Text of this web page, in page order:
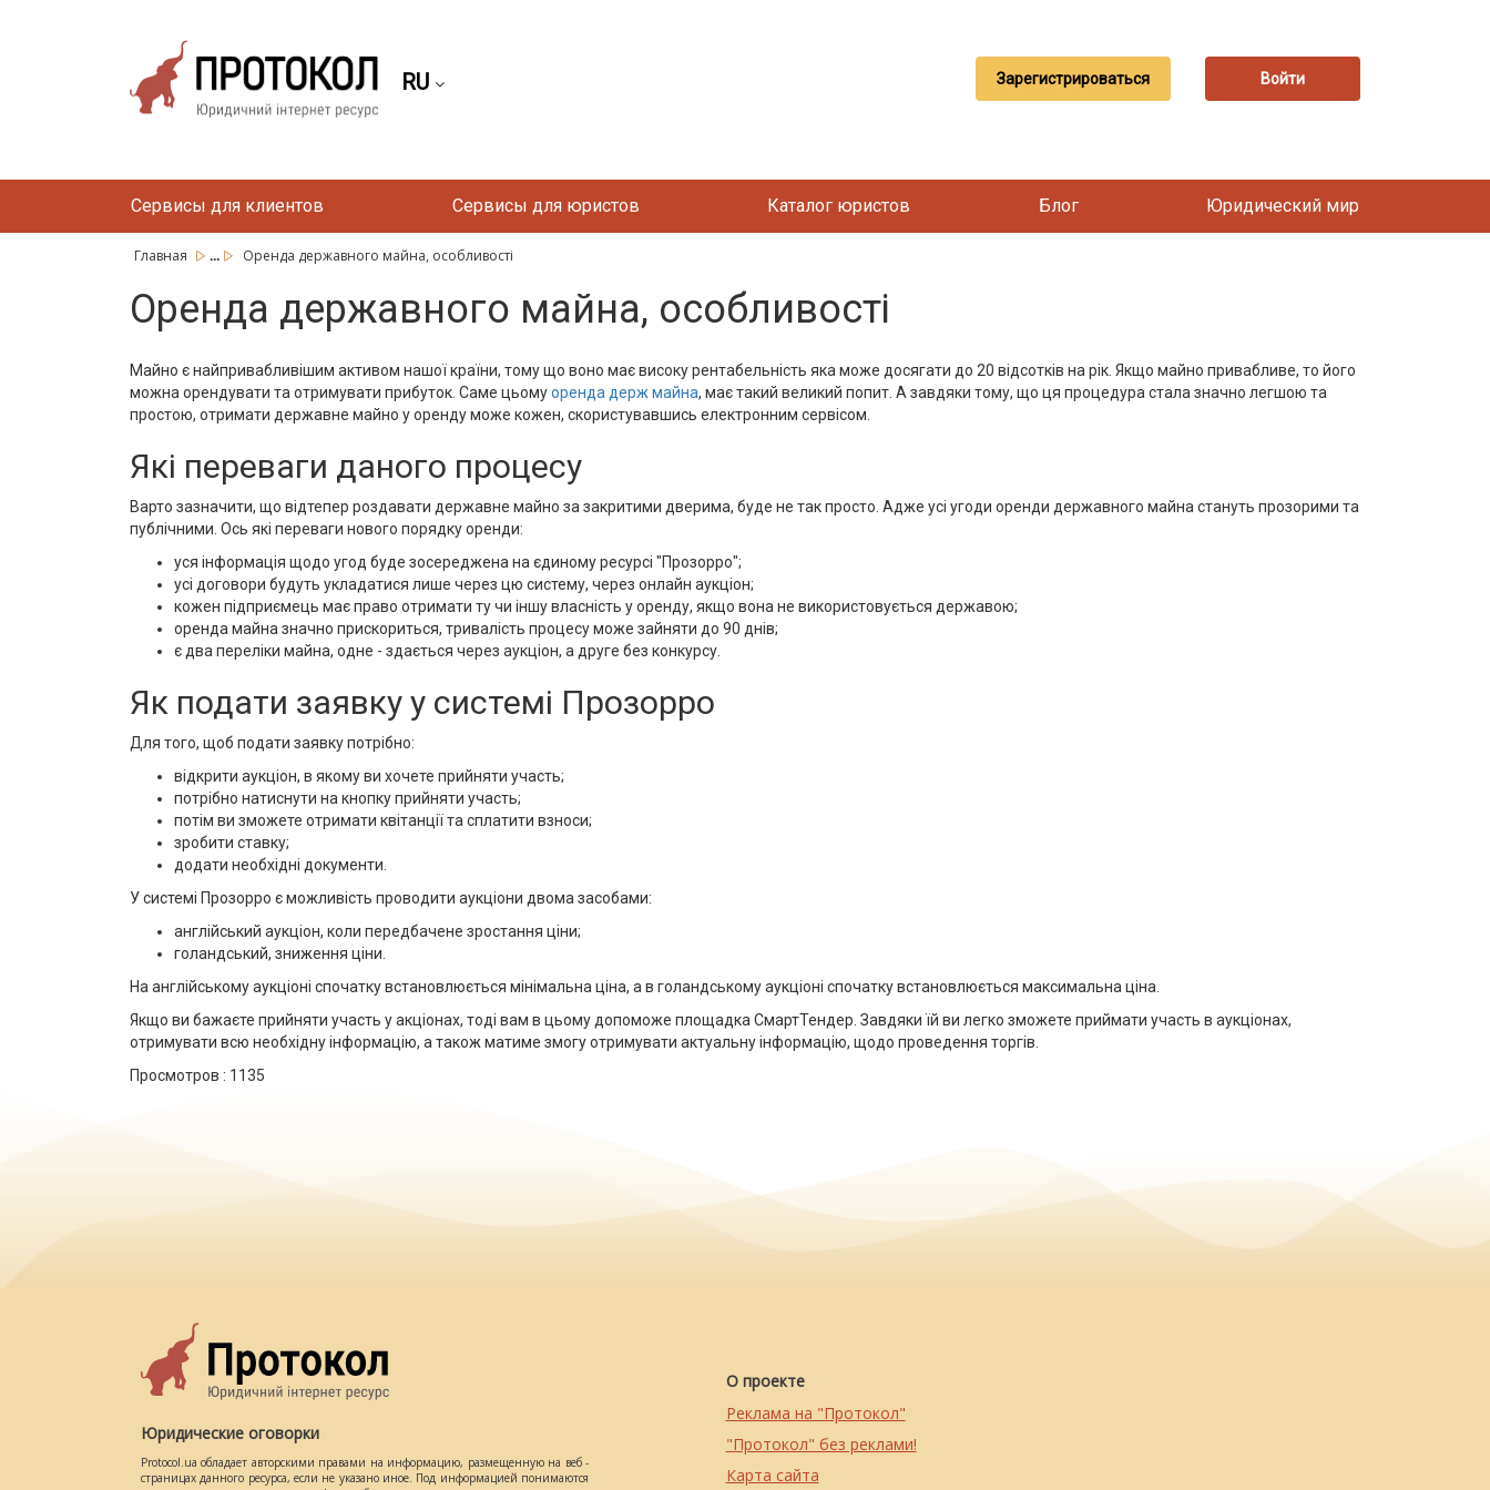
RU Зарегистрироваться Войти
Сервисы для клиентов Сервисы для юристов Каталог юристов Блог Юридический мир
Главная ... Оренда державного майна, особливості
Оренда державного майна, особливості
Майно є найпривабливішим активом нашої країни, тому що воно має високу рентабельність яка може досягати до 20 відсотків на рік. Якщо майно привабливе, то його
можна орендувати та отримувати прибуток. Саме цьомуоренда держ майна, має такий великий попит. А завдяки тому, що ця процедура стала значно легшою та
простою, отримати державне майно у оренду може кожен, скористувавшись електронним сервісом.
Які переваги даного процесу
Варто зазначити, що відтепер роздавати державне майно за закритими дверима, буде не так просто. Адже усі угоди оренди державного майна стануть прозорими та
публічними. Ось які переваги нового порядку оренди:
уся інформація щодо угод буде зосереджена на єдиному ресурсі "Прозорро";
усі договори будуть укладатися лише через цю систему, через онлайн аукціон;
кожен підприємець має право отримати ту чи іншу власність у оренду, якщо вона не використовується державою;
оренда майна значно прискориться, тривалість процесу може зайняти до 90 днів;
є два переліки майна, одне - здається через аукціон, а друге без конкурсу.
Як подати заявку у системі Прозорро
Для того, щоб подати заявку потрібно:
відкрити аукціон, в якому ви хочете прийняти участь;
потрібно натиснути на кнопку прийняти участь;
потім ви зможете отримати квітанції та сплатити взноси;
зробити ставку;
додати необхідні документи.
У системі Прозорро є можливість проводити аукціони двома засобами:
англійський аукціон, коли передбачене зростання ціни;
голандський, зниження ціни.
На англійському аукціоні спочатку встановлюється мінімальна ціна, а в голандському аукціоні спочатку встановлюється максимальна ціна.
Якщо ви бажаєте прийняти участь у акціонах, тоді вам в цьому допоможе площадка СмартТендер. Завдяки їй ви легко зможете приймати участь в аукціонах,
отримувати всю необхідну інформацію, а також матиме змогу отримувати актуальну інформацію, щодо проведення торгів.
Просмотров : 1135
Юридические оговорки
Protocol.ua обладает авторскими правами на информацию, размещенную на веб -
страницах данного ресурса, если не указано иное. Под информацией понимаются
О проекте
Реклама на "Протокол"
"Протокол" без реклами!
Карта сайта